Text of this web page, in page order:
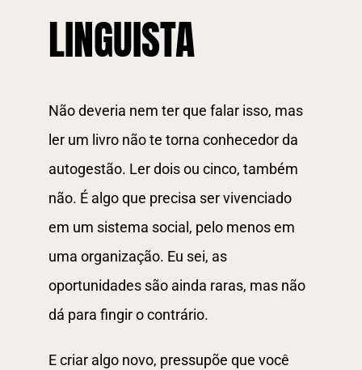
LINGUISTA
Não deveria nem ter que falar isso, mas
ler um livro não te torna conhecedor da
autogestão. Ler dois ou cinco, também
não. É algo que precisa ser vivenciado
em um sistema social, pelo menos em
uma organização. Eu sei, as
oportunidades são ainda raras, mas não
dá para fingir o contrário.
E criar algo novo, pressupõe que você